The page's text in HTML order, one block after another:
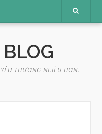
THƯƠNG NHIỀU HƠN.